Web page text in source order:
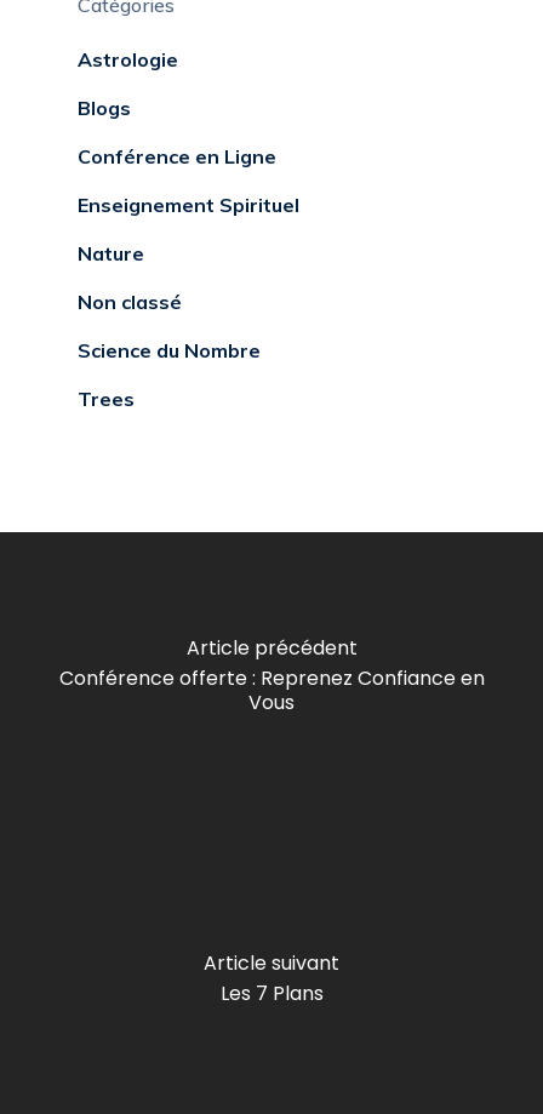
Astrologie
Blogs
Conférence en Ligne
Enseignement Spirituel
Nature
Non classé
Science du Nombre
Trees
Article précédent
Conférence offerte : Reprenez Confiance en
Vous
Article suivant
Les 7 Plans